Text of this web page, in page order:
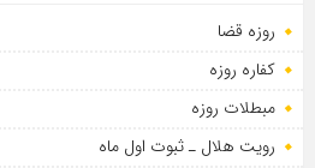
روزه قضا
کفاره روزه
مبطلات روزه
رویت هلال ـ ثبوت اول ماه